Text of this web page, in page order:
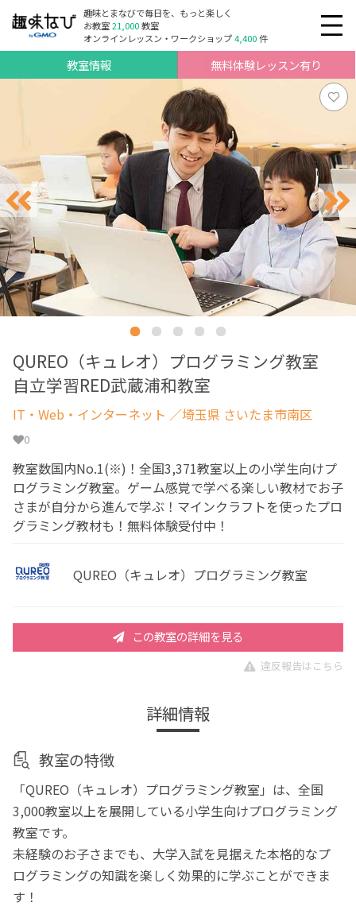
趣味とまなびで毎日を、もっと楽しく
お教室21,000教室
オンラインレッスン・ワークショップ4,400件
教室情報 無料体験レッスン有り
QUREO（キュレオ）プログラミング教室
自立学習RED武蔵浦和教室
IT・Web・インターネット ／埼玉県 さいたま市南区
0
教室数国内No.1(※)！全国3,371教室以上の小学生向けプ
ログラミング教室。ゲーム感覚で学べる楽しい教材でお子
さまが自分から進んで学ぶ！マインクラフトを使ったプロ
グラミング教材も！無料体験受付中！
QUREO（キュレオ）プログラミング教室
この教室の詳細を見る
違反報告はこちら
詳細情報
教室の特徴
「QUREO（キュレオ）プログラミング教室」は、全国
3,000教室以上を展開している小学生向けプログラミング
教室です。
未経験のお子さまでも、大学入試を見据えた本格的なプ
ログラミングの知識を楽しく効果的に学ぶことができま
す！